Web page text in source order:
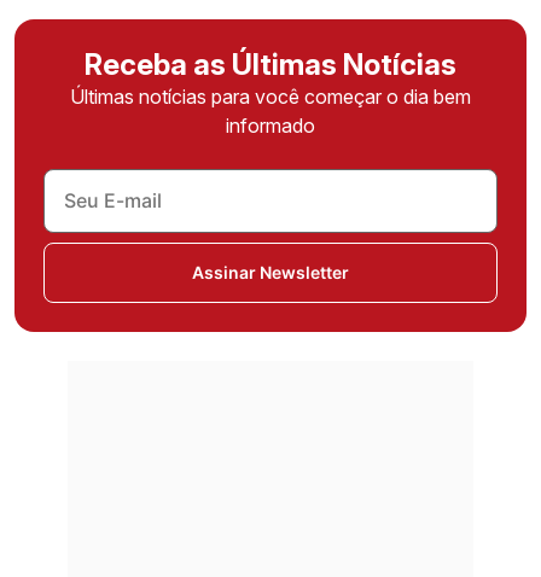
Receba as Últimas Notícias
Últimas notícias para você começar o dia bem
informado
Assinar Newsletter